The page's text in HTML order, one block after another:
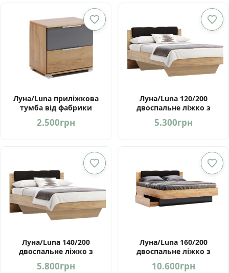
Луна/Luna приліжкова
тумба від фабрики
2.500грн
Луна/Luna 120/200
двоспальне ліжко з
МіроМарк
5.300грн
Луна/Luna 140/200
двоспальне ліжко з
МіроМарк
5.800грн
Луна/Luna 160/200
двоспальне ліжко з
МіроМарк
10.600грн